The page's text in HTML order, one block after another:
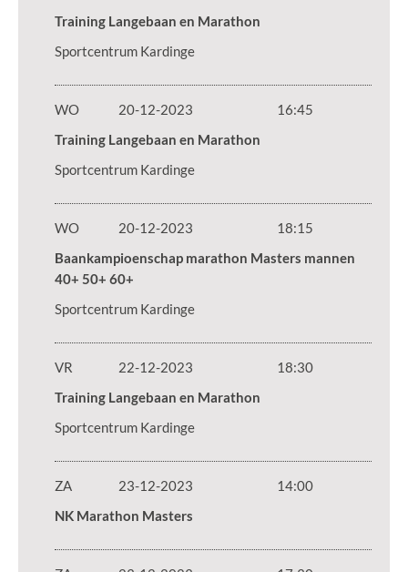
Training Langebaan en Marathon
Sportcentrum Kardinge
WO 20-12-2023
16:45
Training Langebaan en Marathon
Sportcentrum Kardinge
WO 20-12-2023
18:15
Baankampioenschap marathon Masters mannen
40+ 50+ 60+
Sportcentrum Kardinge
VR 22-12-2023
18:30
Training Langebaan en Marathon
Sportcentrum Kardinge
ZA 23-12-2023
14:00
NK Marathon Masters